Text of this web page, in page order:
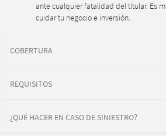
ante cualquier fatalidad del titular. Es
cuidar tu negocio e inversión.
COBERTURA
REQUISITOS
¿QUÉ HACER EN CASO DE SINIESTRO?